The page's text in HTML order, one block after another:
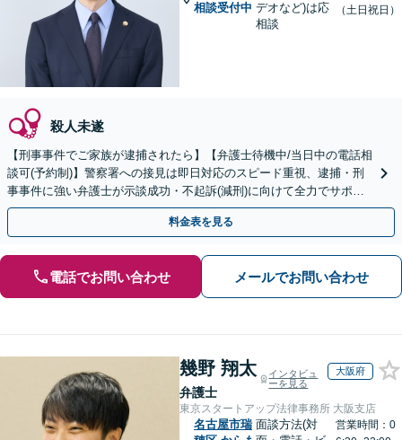
相談受付中 デオなど)は応
相談
（土日祝日）
殺人未遂
【刑事事件でご家族が逮捕されたら】【弁護士待機中/当日中の電話相
談可(予約制)】警察署への接見は即日対応のスピード重視、逮捕・刑
事事件に強い弁護士が示談成功・不起訴(減刑)に向けて全力でサポー
トします。【加害者側の相談専門】
料金表を見る
電話でお問い合わせ メールでお問い合わせ
幾野 翔太
弁護士
インタビュ
ーを見る
大阪府
東京スタートアップ法律事務所 大阪支店
名古屋市瑞 面談方法(対
営業時間：0